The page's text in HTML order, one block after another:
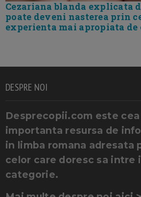
Cezariana blanda explicata
poate deveni nasterea prin
experienta mai apropiata de
DESPRE NOI
Desprecopii.com este cea
importanta resursa de
in limba romana adresata
celor care doresc sa intre
categorie.